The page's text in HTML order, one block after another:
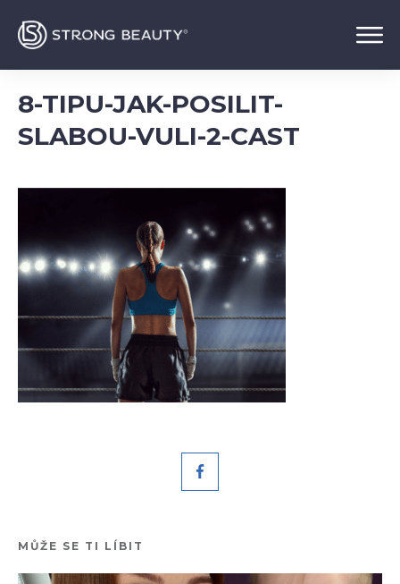
8-TIPU-JAK-POSILIT-
SLABOU-VULI-2-CAST
MŮŽE SE TI LÍBIT